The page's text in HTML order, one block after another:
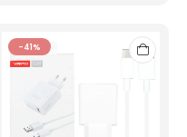
-41%